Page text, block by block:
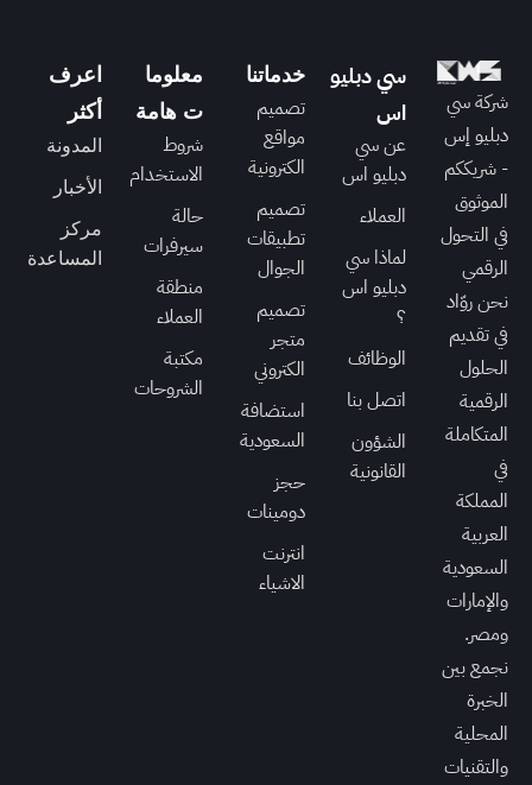
شركة سي
دبليو إس
- شريككم
الموثوق
في التحول
الرقمي
نحن روّاد
في تقديم
الحلول
الرقمية
المتكاملة
في
المملكة
العربية
السعودية
والإمارات
ومصر.
نجمع بين
الخبرة
المحلية
والتقنيات
سي دبليو
اس
عن سي
دبليو اس
العملاء
لماذا سي
دبليو اس
؟
الوظائف
اتصل بنا
الشؤون
القانونية
خدماتنا
تصميم
مواقع
الكترونية
تصميم
تطبيقات
الجوال
تصميم
متجر
الكتروني
استضافة
السعودية
حجز
دومينات
انترنت
الاشياء
معلوما
ت هامة
شروط
الاستخدام
حالة
سيرفرات
منطقة
العملاء
مكتبة
الشروحات
اعرف
أكثر
المدونة
الأخبار
مركز
المساعدة